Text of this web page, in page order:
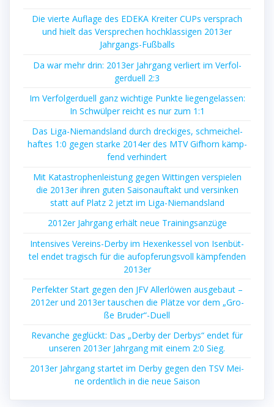
Die vier­te Auf­la­ge des EDEKA Krei­ter CUPs ver­sprach
und hielt das Ver­spre­chen hoch­klas­si­gen 2013er
Jahrgangs-Fußballs
Da war mehr drin: 2013er Jahr­gang ver­liert im Ver­fol­
ger­du­ell 2:3
Im Ver­fol­ger­du­ell ganz wich­ti­ge Punk­te lie­gen­ge­las­sen:
In Schwül­per reicht es nur zum 1:1
Das Liga-Nie­mands­land durch dre­cki­ges, schmei­chel­
haf­tes 1:0 gegen star­ke 2014er des MTV Gif­horn kämp­
fend verhindert
Mit Kata­stro­phen­leis­tung gegen Wit­tin­gen ver­spie­len
die 2013er ihren guten Sai­son­auf­takt und ver­sin­ken
statt auf Platz 2 jetzt im Liga-Niemandsland
2012er Jahr­gang erhält neue Trainingsanzüge
Inten­si­ves Ver­eins-Der­by im Hexen­kes­sel von Isen­büt­
tel endet tra­gisch für die auf­op­fe­rungs­voll kämp­fen­den
2013er
Per­fek­ter Start gegen den JFV Aller­lö­wen aus­ge­baut –
2012er und 2013er tau­schen die Plät­ze vor dem „Gro­
ße Bruder“-Duell
Revan­che geglückt: Das „Der­by der Der­bys“ endet für
unse­ren 2013er Jahr­gang mit einem 2:0 Sieg.
2013er Jahr­gang star­tet im Der­by gegen den TSV Mei­
ne ordent­lich in die neue Saison